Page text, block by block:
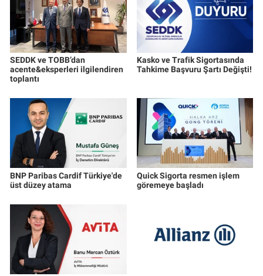
SEDDK ve TOBB’dan
acente&eksperleri ilgilendiren
toplantı
Kasko ve Trafik Sigortasında
Tahkime Başvuru Şartı Değişti!
BNP Paribas Cardif Türkiye'de
üst düzey atama
Quick Sigorta resmen işlem
göremeye başladı